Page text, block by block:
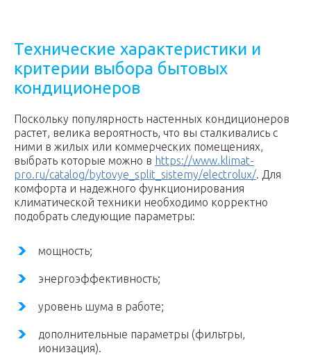
Технические характеристики и
критерии выбора бытовых
кондиционеров
Поскольку популярность настенных кондиционеров
растет, велика вероятность, что вы сталкивались с
ними в жилых или коммерческих помещениях,
выбрать которые можно в https://www.klimat-
pro.ru/catalog/bytovye_split_sistemy/electrolux/. Для
комфорта и надежного функционирования
климатической техники необходимо корректно
подобрать следующие параметры:
мощность;
энергоэффективность;
уровень шума в работе;
дополнительные параметры (фильтры,
ионизация).